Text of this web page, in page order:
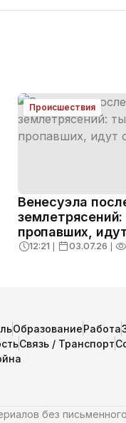
Происшествия
Венесуэла
пропавших,
спасработы
12:21 ❘ 03.07.26 ❘
ОбразованиеРабота
Связь / Транспорт
без